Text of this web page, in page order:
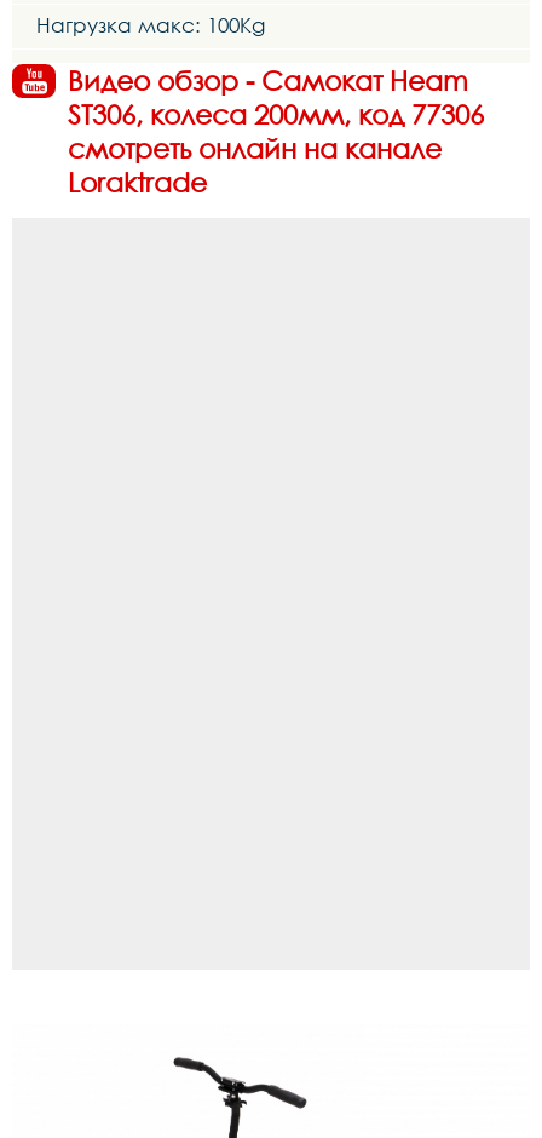
Нагрузка макс: 100Kg
Видео обзор - Самокат Heam
ST306, колеса 200мм, код 77306
смотреть онлайн на канале
Loraktrade